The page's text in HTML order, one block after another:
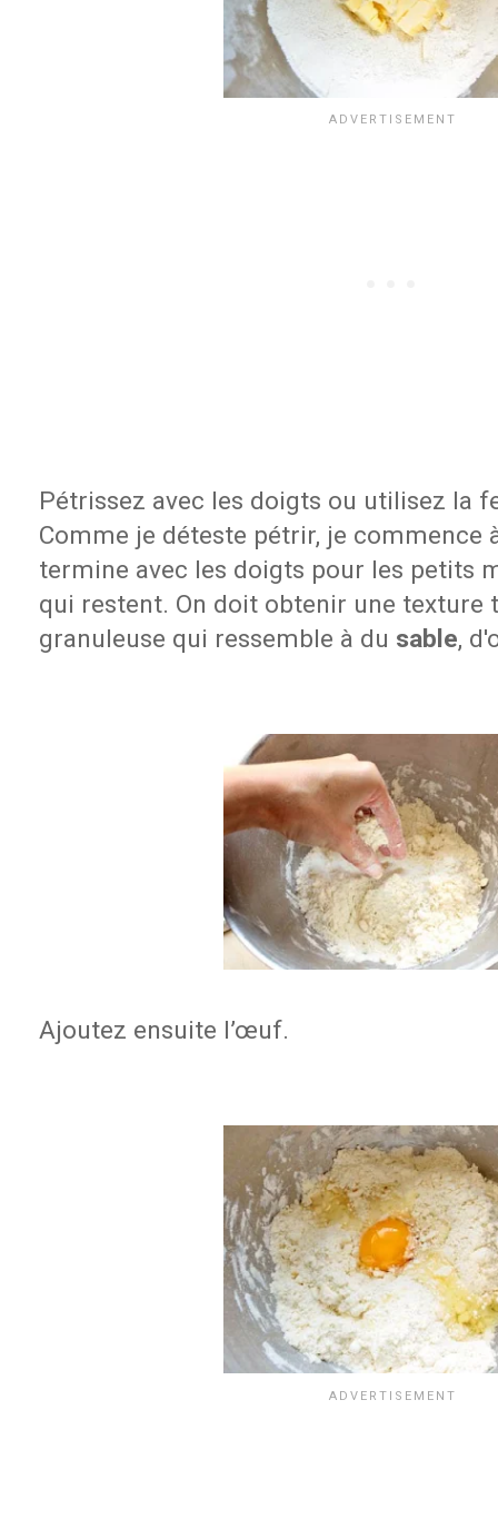
Pétrissez avec les doigts ou utilisez la
Comme je déteste pétrir, je commence
termine avec les doigts pour les petits
qui restent. On doit obtenir une texture
granuleuse qui ressemble à du sable,
Ajoutez ensuite l’œuf.